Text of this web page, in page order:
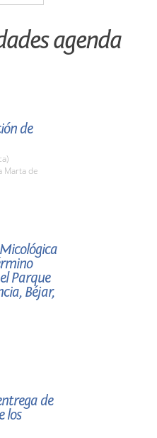
agenda
de
Marta de
Parque
Béjar,
de
los